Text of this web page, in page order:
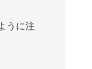
うに注